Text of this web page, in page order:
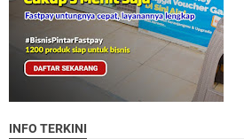
INFO TERKINI